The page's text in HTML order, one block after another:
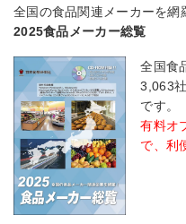
全国の食品関連メーカーを
2025食品メーカー総覧
全国食
3,063
です。
有料オ
で、利